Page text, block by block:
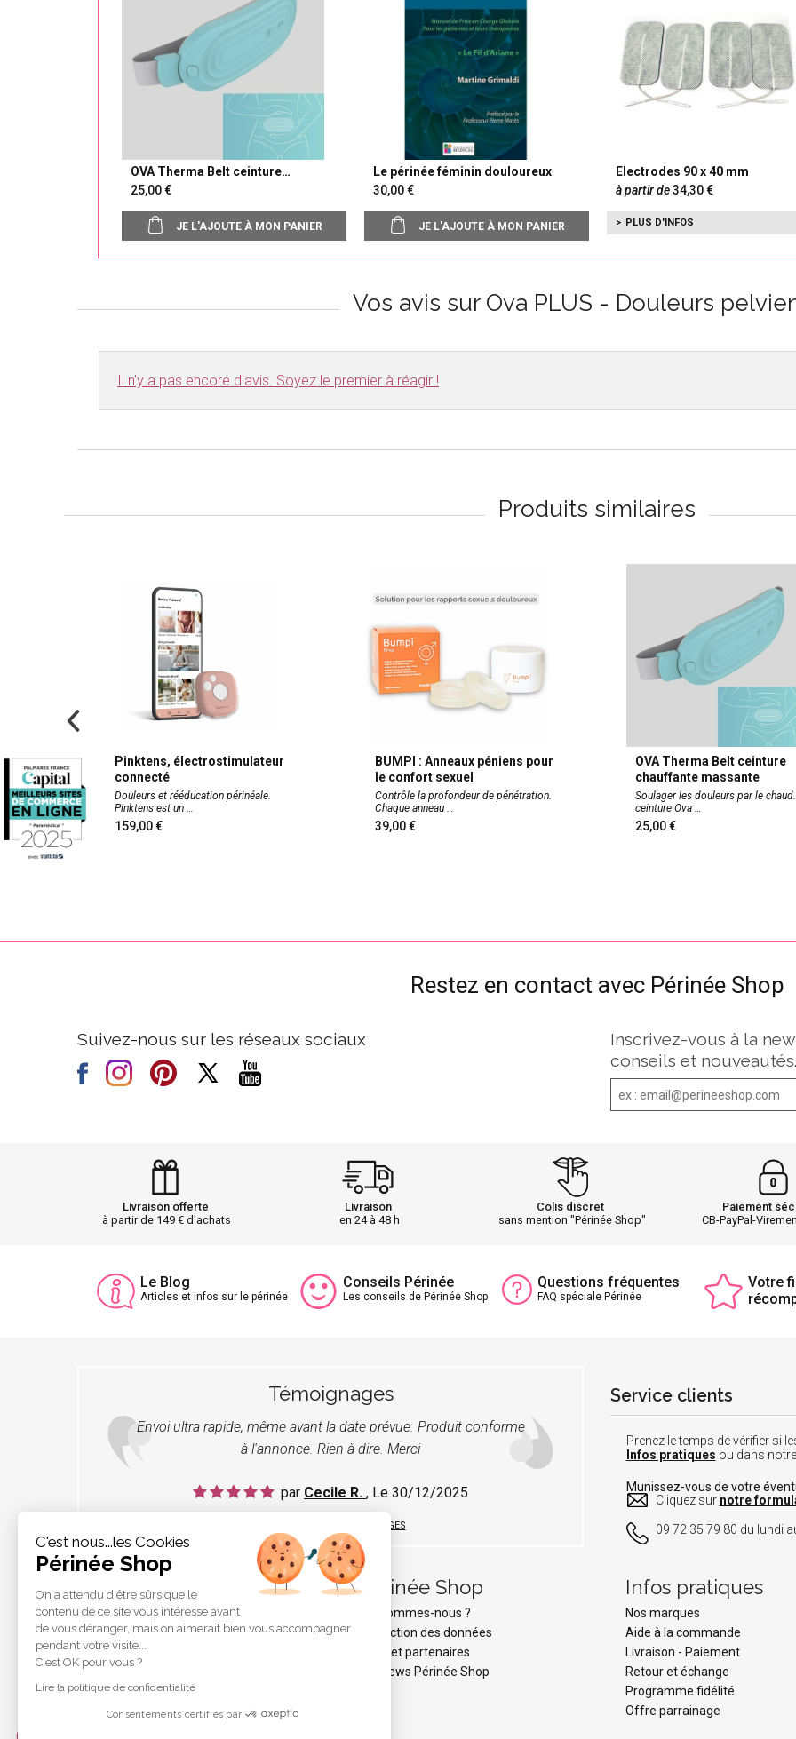
OVA Therma Belt ceinture
chauffante massante
25,00
JE L'AJOUTE À MON PANIER
Le périnée féminin douloureux
30,00
JE L'AJOUTE À MON PANIER
Electrodes 90 x 40 mm
à partir de34,30
PLUS D'INFOS
Vos avis sur Ova PLUS - Douleurs
Il n'y a pas encore d'avis. Soyez le premier à réagir !
Produits similaires
Pinktens, électrostimulateur
connecté
Douleurs et rééducation périnéale.
Pinktens est un
159,00
BUMPI : Anneaux péniens pour
le confort sexuel
Contrôle la profondeur de pénétration.
Chaque anneau
39,00
OVA Therma Belt ceinture
chauffante massante
Soulager les douleurs par le
ceinture Ova
25,00
Restez en contact avec Périnée Shop
Suivez-nous sur les réseaux sociaux
Inscrivez-vous à la
conseils et nouveautés.
Livraison offerte
à partir de 149 € d'achats
Livraison
en 24 à 48 h
Colis discret
sans mention "Périnée Shop"
Paiement
CB-PayPal-
Le Blog
Articles et infos sur le périnée
Conseils Périnée
Les conseils de Périnée Shop
Questions fréquentes
FAQ spéciale Périnée
Votre
Témoignages
Envoi ultra rapide, même avant la date prévue. Produit conforme
à l'annonce. Rien à dire. Merci
par Cecile R. , Le 30/12/2025
LIRE TOUS LES TÉMOIGNAGES
Service clients
Prenez le temps de vérifier si
Infos pratiques ou dans
Munissez-vous de votre
Cliquez sur notre
09 72 35 79 80 du lundi
Périnée Shop
Qui sommes-nous ?
Protection des données
Liens et partenaires
Les news Périnée Shop
Infos pratiques
Nos marques
Aide à la commande
Livraison - Paiement
Retour et échange
Programme fidélité
Offre parrainage
C'est nous...les Cookies
Périnée Shop
On a attendu d'être sûrs que le
contenu de ce site vous intéresse avant
de vous déranger, mais on aimerait bien vous accompagner
pendant votre visite...
C'est OK pour vous ?
Lire la politique de confidentialité
Consentements certifiés par